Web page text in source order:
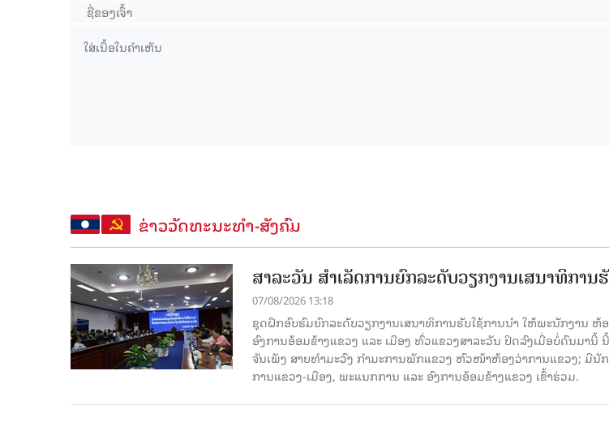
ຂ່າວວັດທະນະທຳ-ສັງຄົມ
ສາລະວັນ ສໍາເລັດການຍົກລະດັບວຽກງານເສນາທິການ
07/08/2026 13:18
ຊຸດຝຶກອົບຮົມຍົກລະດັບວຽກງານເສນາທິການຮັບໃຊ້ການນໍາ ໃຫ້ພະນັກງານ ຫ້
ອົງການອ້ອມຂ້າງແຂວງ ແລະ ເມືອງ ທົ່ວແຂວງສາລະວັນ ປິດລົງເມື່ອ​ບໍ່​ດົນ​ມາ​ນີ້
ຈັນເພັງ ສາຍທຳມະວົງ ກຳມະການພັກແຂວງ ຫົວໜ້າຫ້ອງວ່າການແຂວງ; ມີນັ
ການແຂວງ-ເມືອງ, ພະແນກການ ແລະ ອົງການອ້ອມຂ້າງແຂວງ ເຂົ້າຮ່ວມ.